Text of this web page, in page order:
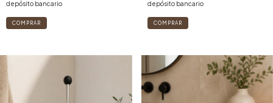
depósito bancario
depósito bancario